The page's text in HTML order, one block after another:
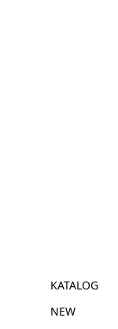
KATALOG
NEW